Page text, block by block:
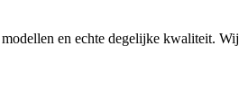
en echte degelijke kwaliteit.